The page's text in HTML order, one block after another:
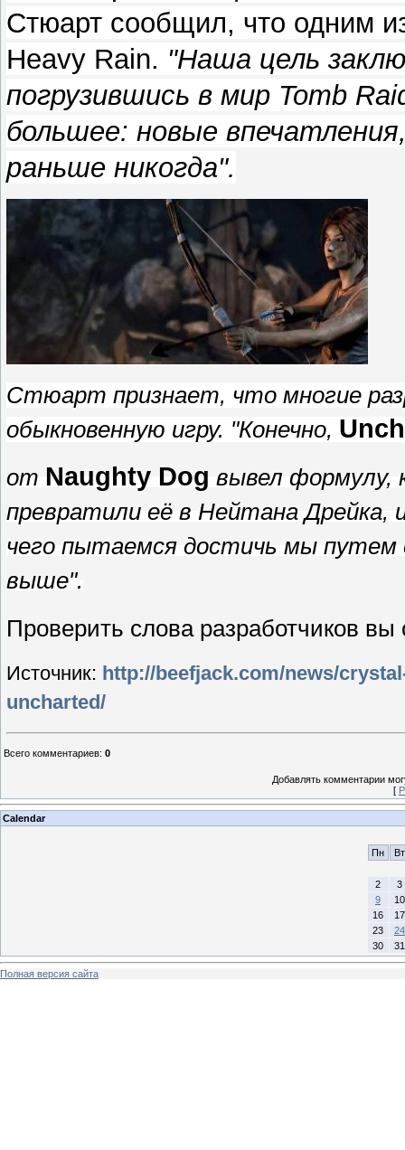
Стюарт сообщил, что одним
Heavy Rain. "Наша цель
погрузившись в мир Tomb
большее: новые
раньше никогда".
Стюарт признает, что многие
обыкновенную игру. "Конечно,
от Naughty Dog вывел формулу,
превратили её в Нейтана Дрейка,
чего пытаемся достичь мы
выше".
Проверить слова разработчиков
Источник: http://beefjack.com/news/
uncharted/
Всего комментариев: 0
Добавлять комментарии
[
Calendar
Пн Вт
2
3
9
10
16
17
23
24
30
31
Полная версия сайта